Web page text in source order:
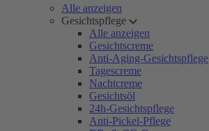
Alle anzeigen
Gesichtspflege
Alle anzeigen
Gesichtscreme
Anti-Aging-Gesichtspflege
Tagescreme
Nachtcreme
Gesichtsöl
24h-Gesichtspflege
Anti-Pickel-Pflege